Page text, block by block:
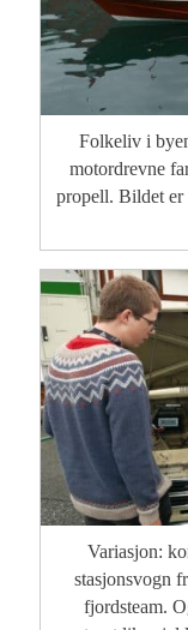
Folkeliv i
motordrevne
propell. Bildet er
Variasjon:
stasjonsvogn
fjordsteam.